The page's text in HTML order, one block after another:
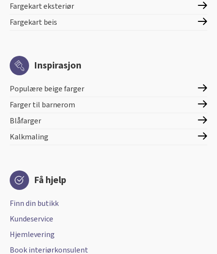
Fargekart eksteriør
Fargekart beis
Inspirasjon
Populære beige farger
Farger til barnerom
Blåfarger
Kalkmaling
Få hjelp
Finn din butikk
Kundeservice
Hjemlevering
Book interiørkonsulent